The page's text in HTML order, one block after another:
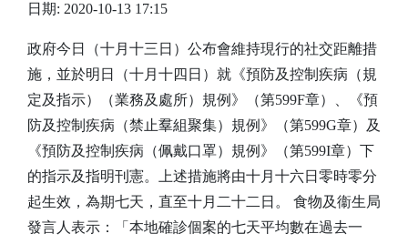
日期: 2020-10-13 17:15
政府今日（十月十三日）公布會維持現行的社交距離措
施，並於明日（十月十四日）就《預防及控制疾病（規
定及指示）（業務及處所）規例》（第599F章）、《預
防及控制疾病（禁止羣組聚集）規例》（第599G章）及
《預防及控制疾病（佩戴口罩）規例》（第599I章）下
的指示及指明刊憲。上述措施將由十月十六日零時零分
起生效，為期七天，直至十月二十二日。 食物及衞生局
發言人表示：「本地確診個案的七天平均數在過去一